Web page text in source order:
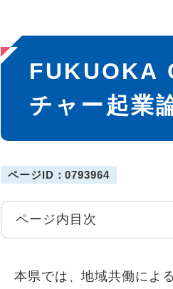
本
文
FUKUOKA
チャー起業
ページID：0793964
ページ内目次
本県では、地域共働によ